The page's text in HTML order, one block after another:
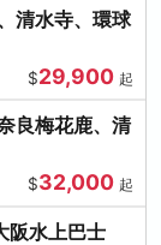
清水寺、環球
$29,900 起
良梅花鹿、清
$32,000 起
阪水上巴士